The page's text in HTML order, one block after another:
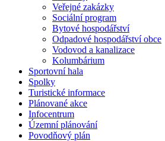
Veřejné zakázky
Sociální program
Bytové hospodářství
Odpadové hospodářství obce
Vodovod a kanalizace
Kolumbárium
Sportovní hala
Spolky
Turistické informace
Plánované akce
Infocentrum
Územní plánování
Povodňový plán